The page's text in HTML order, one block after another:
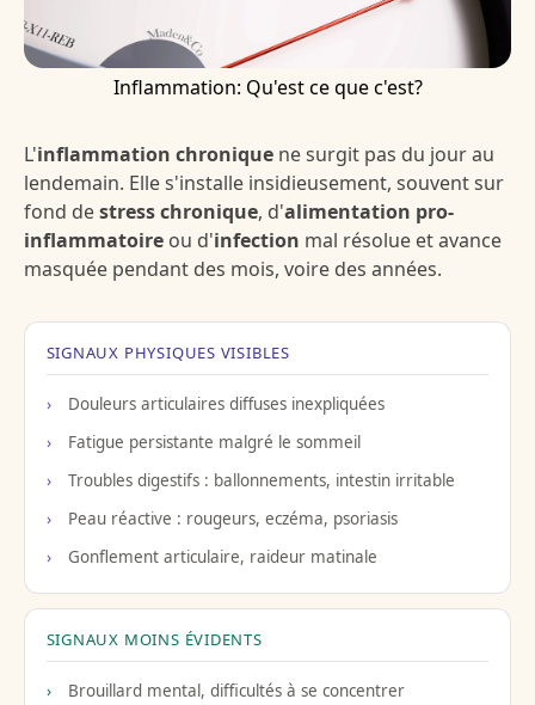
Inflammation: Qu'est ce que c'est?
L'inflammation chronique ne surgit pas du jour au
lendemain. Elle s'installe insidieusement, souvent sur
fond destress chronique, d'alimentation pro-
inflammatoire ou d'infection mal résolue et avance
masquée pendant des mois, voire des années.
SIGNAUX PHYSIQUES VISIBLES
Douleurs articulaires diffuses inexpliquées
Fatigue persistante malgré le sommeil
Troubles digestifs : ballonnements, intestin irritable
Peau réactive : rougeurs, eczéma, psoriasis
Gonflement articulaire, raideur matinale
SIGNAUX MOINS ÉVIDENTS
Brouillard mental, difficultés à se concentrer